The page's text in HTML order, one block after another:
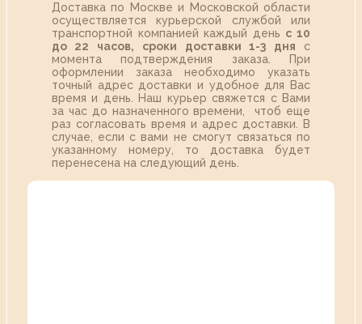
Доставка по Москве и Московской области
осуществляется курьерской службой или
транспортной компанией каждый день с 10
до 22 часов,
сроки доставки 1-3 дня с
момента подтверждения заказа. При
оформлении заказа необходимо указать
точный адрес доставки и удобное для Вас
время и день. Наш курьер свяжется с Вами
за час до назначенного времени, чтоб еще
раз согласовать время и адрес доставки. В
случае, если с вами не смогут связаться по
указанному номеру, то доставка будет
перенесена на следующий день.